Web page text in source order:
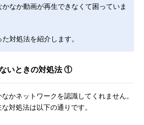
かなか動画が再生できなくて困っていま
対処法を紹介します。
いときの対処法 ①
かネットワークを認識してくれません。
対処法は以下の通りです。